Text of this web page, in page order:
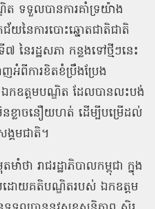
ទទួលបានការគាំទ្រយ៉ាង
យនៃការបោះឆ្នោតជាតិជាតិ
នៃរដ្ឋសភា កន្លងទៅថ្មីៗនេះ
អំពីការខិតខំប្រឹងប្រែង
កឧត្ដមបណ្ឌិត ដែលបានលះបង់
នខ្លាចនឿយហត់ ដើម្បីបម្រើដល់
គមជាតិ។
ថា រាជរដ្ឋាភិបាលកម្ពុជា ក្នុង
បដោយគតិបណ្ឌិតរបស់ ឯកឧត្តម